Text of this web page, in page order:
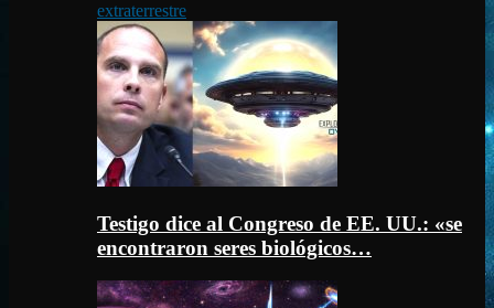
extraterrestre
Testigo dice al Congreso de EE. UU.: «se
encontraron seres biológicos…